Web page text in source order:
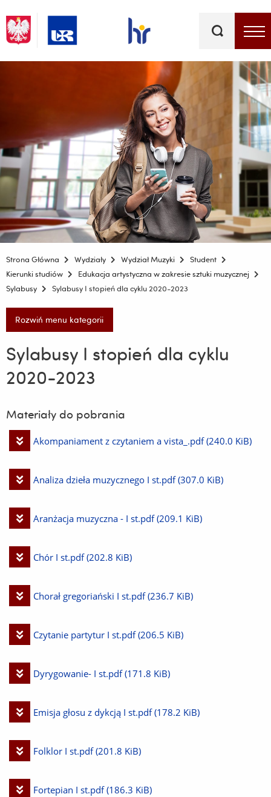
kluczowe
Strona Główna Wydziały Wydział Muzyki
Student
Kierunki studiów
Edukacja artystyczna w zakresie sztuki muzycznej
Sylabusy
Sylabusy I stopień dla cyklu 2020-2023
Rozwiń menu kategorii
Sylabusy I stopień dla cyklu
2020-2023
Materiały do pobrania
Pobierz
Akompaniament z czytaniem a vista_.pdf (240.0 KiB)
Pobierz
Analiza dzieła muzycznego I st.pdf (307.0 KiB)
Pobierz
Aranżacja muzyczna - I st.pdf (209.1 KiB)
Pobierz
Chór I st.pdf (202.8 KiB)
Pobierz
Chorał gregoriański I st.pdf (236.7 KiB)
Pobierz
Czytanie partytur I st.pdf (206.5 KiB)
Pobierz
Dyrygowanie- I st.pdf (171.8 KiB)
Pobierz
Emisja głosu z dykcją I st.pdf (178.2 KiB)
Pobierz
Folklor I st.pdf (201.8 KiB)
Pobierz
Fortepian I st.pdf (186.3 KiB)